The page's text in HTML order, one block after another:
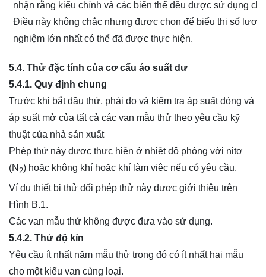
nhận rằng kiểu chính và các biến thể đều được sử dụng
Điều này không chắc nhưng được chọn để biểu thị số
nghiệm lớn nhất có thể đã được thực hiện.
5.4. Thử đặc tính của cơ cấu áo suất dư
5.4.1. Quy định chung
Trước khi bắt đầu thử, phải đo và kiểm tra áp suất đóng và
áp suất mở của tất cả các van mẫu thử theo yêu cầu kỹ
thuật của nhà sản xuất
Phép thử này được thực hiện ở nhiệt độ phòng với nitơ
(N 2) hoặc không khí hoặc khí làm việc nếu có yêu cầu.
Ví dụ thiết bị thử đối phép thử này được giới thiệu trên
Hình B.1.
Các van mẫu thử không được đưa vào sử dụng.
5.4.2. Thử độ kín
Yêu cầu ít nhất năm mẫu thử trong đó có ít nhất hai mẫu
cho một kiểu van cùng loại.